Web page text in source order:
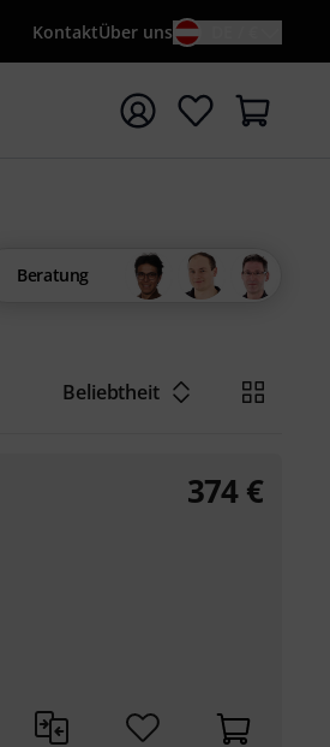
KontaktÜber uns
starten
Beratung
Beliebtheit
374 €